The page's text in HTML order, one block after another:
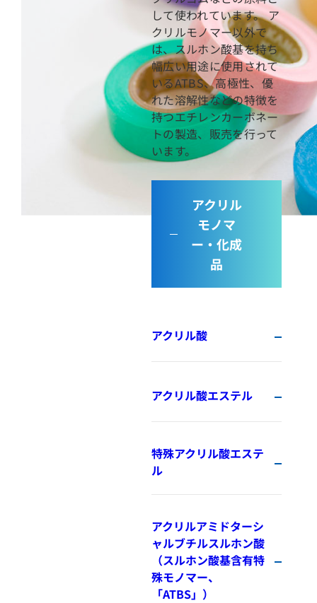
して使われています。 ア
クリルモノマー以外で
は、スルホン酸基を持ち
幅広い用途に使用されて
いるATBS、高極性、優
れた溶解性などの特徴を
持つエチレンカーボネー
トの製造、販売を行って
います。
アクリル
モノマ
ー・化成
品
アクリル酸
アクリル酸エステル
特殊アクリル酸エステ
ル
アクリルアミドターシ
ャルブチルスルホン酸
（スルホン酸基含有特
殊モノマー、
「ATBS」）